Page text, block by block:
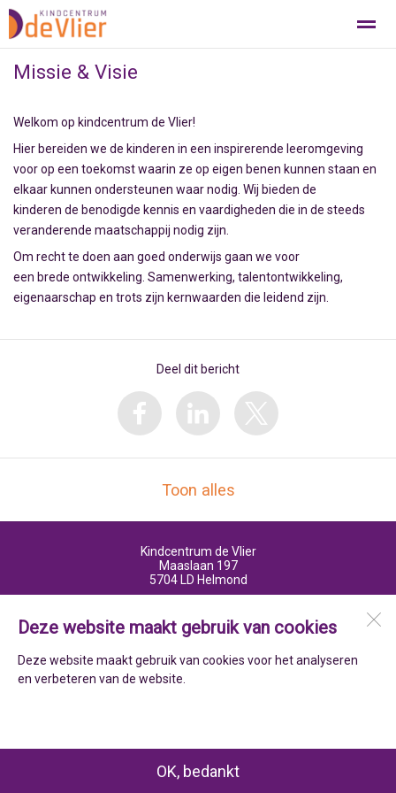
Bellen E-mail Pagina's
Deze website maakt gebruik van cookies
Deze website maakt gebruik van cookies voor het analyseren
en verbeteren van de website.
OK, bedankt
Missie & Visie
Welkom op kindcentrum de Vlier!
Hier bereiden we de kinderen in een inspirerende leeromgeving
voor op een toekomst waarin ze op eigen benen kunnen staan en
elkaar kunnen ondersteunen waar nodig. Wij bieden de
kinderen de benodigde kennis en vaardigheden die in de steeds
veranderende maatschappij nodig zijn.
Om recht te doen aan goed onderwijs gaan we voor
een brede ontwikkeling. Samenwerking, talentontwikkeling,
eigenaarschap en trots zijn kernwaarden die leidend zijn.
Deel dit bericht
Toon alles
Kindcentrum de Vlier
Maaslaan 197
5704 LD Helmond
Open desktopversie
ZUSeF vormgeving |